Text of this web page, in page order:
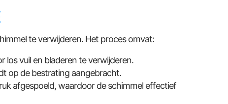
te verwijderen. Het proces omvat:
vuil en bladeren te verwijderen.
op de bestrating aangebracht.
afgespoeld, waardoor de schimmel effectief